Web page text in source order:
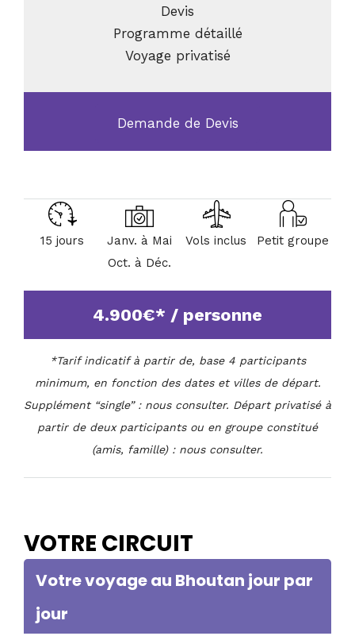
Devis
Programme détaillé
Voyage privatisé
Demande de Devis
15 jours
Janv. à Mai
Oct. à Déc.
Petit groupe
Vols inclus
4.900€* / personne
*Tarif indicatif à partir de, base 4 participants
minimum, en fonction des dates et villes de départ.
Supplément “single” : nous consulter. Départ privatisé à
partir de deux participants ou en groupe constitué
(amis, famille) : nous consulter.
VOTRE CIRCUIT
Votre voyage au Bhoutan jour par
jour